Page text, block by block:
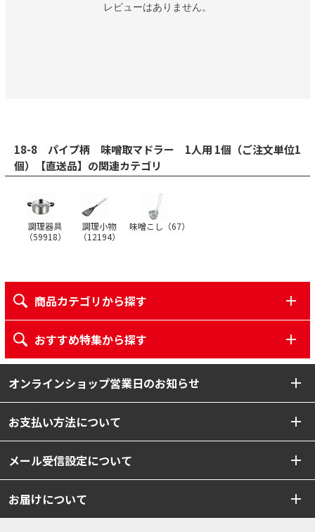
レビューはありません。
18-8 パイプ柄 味噌取マドラー 1人用 1個（ご注文単位1
個）【直送品】の関連カテゴリ
調理器具
（59918）
調理小物
（12194）
味噌こし（67）
商品カテゴリから探す
おすすめ特集から探す
オンラインショップ営業日のお知らせ
お支払い方法について
メール受信設定について
お届けについて